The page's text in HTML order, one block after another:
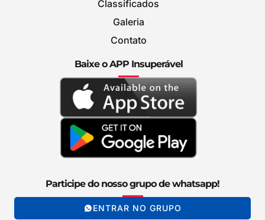
Classificados
Galeria
Contato
Baixe o APP Insuperável
Participe do nosso grupo de whatsapp!
ENTRAR NO GRUPO